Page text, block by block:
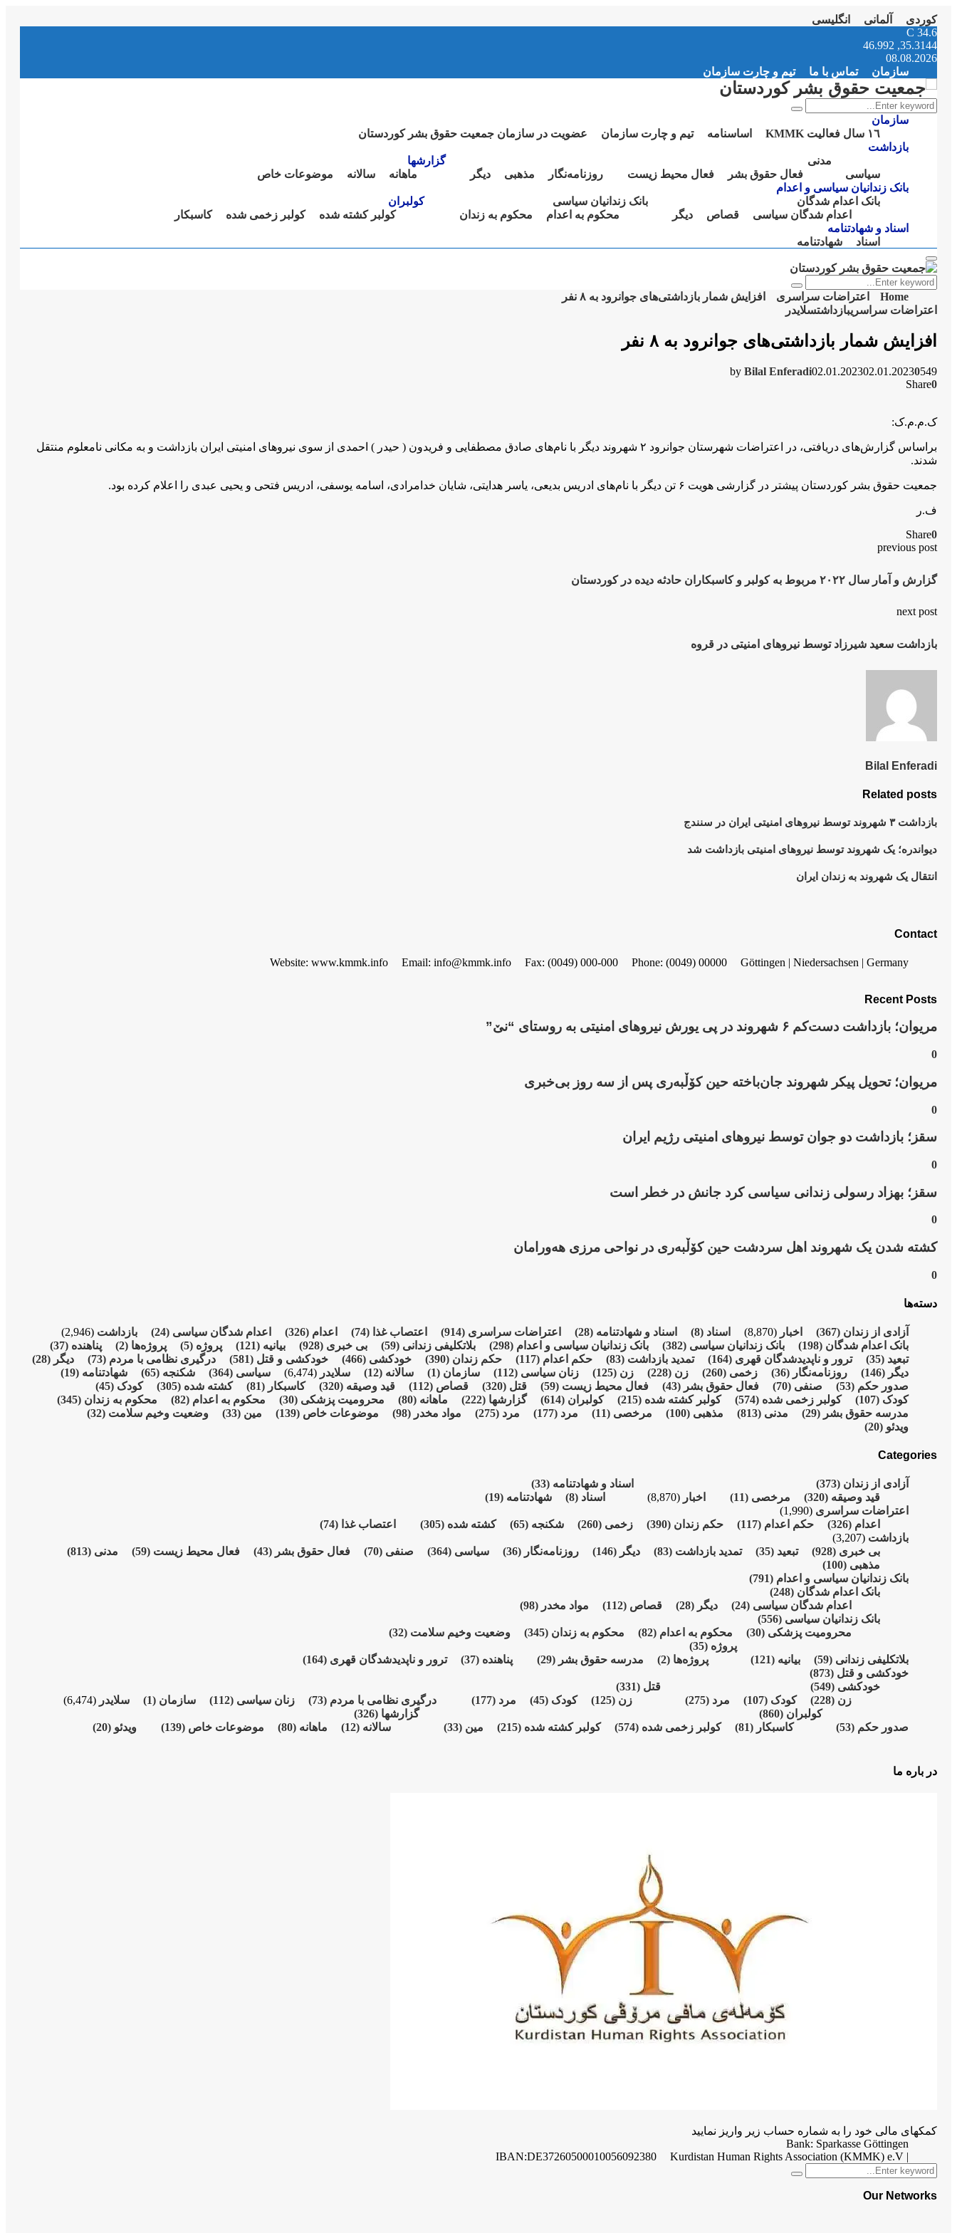
کوردی آلمانی
انگلیسی
Facebook
Twitter
Instagram
Youtube
Email
Telegram
34.6
C
35.3144, 46.992
08.08.2026
سازمان
تماس با ما تیم و چارت سازمان
Search
for:
Search
سازمان
١٦ سال فعالیت KMMK
اساسنامە تیم و چارت سازمان
عضویت در سازمان جمعیت حقوق بشر کوردستان
بازداشت
سیاسی
مدنی
فعال حقوق بشر
فعال محیط زیست روزنامەنگار مذهبی دیگر
گزارشها
ماهانە
سالانە
موضوعات خاص
بانک زندانیان سیاسی و اعدام
بانک اعدام شدگان
اعدام شدگان سیاسی
قصاص دیگر
بانک زندانیان سیاسی
محکوم بە اعدام
محکوم بە زندان
کولبران
کولبر کشتە شدە
کولبر زخمی شدە
کاسبکار
اسناد و شهادتنامە
اسناد
شهادتنامە
Primary
Menu
Search
for:
Search
Home اعتراضات سراسری
افزایش شمار بازداشتی‌های جوانرود به ۸ نفر
اعتراضات سراسریبازداشتسلایدر
افزایش شمار بازداشتی‌های جوانرود به ۸ نفر
by Bilal Enferadi02.01.202302.01.20230549
Share0
ک.م.م.ک:
براساس گزارش‌های دریافتی، در اعتراضات شهرستان جوانرود ۲ شهروند دیگر با نام‌های صادق مصطفایی و فریدون ( حیدر ) احمدی از سوی نیروهای امنیتی ایران بازداشت و به مکانی نامعلوم منتقل
شدند.
جمعیت حقوق بشر کوردستان پیشتر در گزارشی هویت ۶ تن دیگر با نام‌های ادریس بدیعی، یاسر هدایتی، شایان خدامرادی، اسامه یوسفی، ادریس فتحی و یحیی عبدی را اعلام کرده بود.
ف.ر
Share0
previous post
گزارش و آمار سال ۲۰۲۲ مربوط به کولبر و کاسبکاران حادثه دیده در کوردستان
next post
بازداشت سعید شیرزاد توسط نیروهای امنیتی در قروە
Bilal Enferadi
Related posts
بازداشت ٣ شهروند توسط نیروهای امنیتی ایران در سنندج
دیواندره؛ یک‌ شهروند توسط نیروهای امنیتی بازداشت شد
انتقال یک شهروند به زندان ایران
Contact
Göttingen | Niedersachsen | Germany
Phone: (0049) 00000
Fax: (0049) 000-000
Email: info@kmmk.info
Website: www.kmmk.info
Recent Posts
مریوان؛ بازداشت دست‌کم ۶ شهروند در پی یورش نیروهای امنیتی به روستای “نێ”
0
مریوان؛ تحویل پیکر شهروند جان‌باخته حین کۆڵبەری پس از سە روز بی‌خبری
0
سقز؛ بازداشت دو جوان توسط نیروهای امنیتی رژیم ایران
0
سقز؛ بهزاد رسولی زندانی سیاسی کرد جانش در خطر است
0
کشتە شدن یک شهروند اهل سردشت حین کۆڵبەری در نواحی مرزی هەورامان
0
دسته‌ها
آزادی از زندان (367) اخبار (8,870) اسناد (8) اسناد و شهادتنامە (28) اعتراضات سراسری (914) اعتصاب غذا (74) اعدام (326) اعدام شدگان سیاسی (24) بازداشت (2,946)
بانک اعدام شدگان (198) بانک زندانیان سیاسی (382) بانک زندانیان سیاسی و اعدام (298) بلاتکلیفی زندانی (59) بی خبری (928) بیانیە (121) پروژە (5) پروژەها (2) پناهنده (37)
تبعید (35) ترور و ناپدیدشدگان قهری (164) تمدید بازداشت (83) حکم اعدام (117) حکم زندان (390) خودکشی (466) خودکشی و قتل (581) درگیری نظامی با مردم (73) دیگر (28)
دیگر (146) روزنامەنگار (36) زخمی (260) زن (228) زن (125) زنان سیاسی (112) سازمان (1) سالانە (12) سلایدر (6,474) سیاسی (364) شکنجە (65) شهادتنامە (19)
صدور حکم (53) صنفی (70) فعال حقوق بشر (43) فعال محیط زیست (59) قتل (320) قصاص (112) قید وصیقه (320) کاسبکار (81) کشته شده (305) کودک (45)
کودک (107) کولبر زخمی شدە (574) کولبر کشتە شدە (215) کولبران (614) گزارشها (222) ماهانە (80) محرومیت پزشکی (30) محکوم بە اعدام (82) محکوم بە زندان (345)
مدرسە حقوق بشر (29) مدنی (813) مذهبی (100) مرخصی (11) مرد (177) مرد (275) مواد مخدر (98) موضوعات خاص (139) مین (33) وضعیت وخیم سلامت (32)
ویدئو (20)
Categories
آزادی از زندان (373)
قید وصیقه (320) مرخصی (11) اخبار (8,870)
اسناد و شهادتنامە (33)
اسناد (8) شهادتنامە (19)
اعتراضات سراسری (1,990)
اعدام (326) حکم اعدام (117) حکم زندان (390) زخمی (260) شکنجە (65) کشته شده (305) اعتصاب غذا (74)
بازداشت (3,207)
بی خبری (928) تبعید (35) تمدید بازداشت (83) دیگر (146) روزنامەنگار (36) سیاسی (364) صنفی (70) فعال حقوق بشر (43) فعال محیط زیست (59) مدنی (813)
مذهبی (100)
بانک زندانیان سیاسی و اعدام (791)
بانک اعدام شدگان (248)
اعدام شدگان سیاسی (24) دیگر (28) قصاص (112) مواد مخدر (98)
بانک زندانیان سیاسی (556)
محرومیت پزشکی (30) محکوم بە اعدام (82) محکوم بە زندان (345) وضعیت وخیم سلامت (32)
بلاتکلیفی زندانی (59) بیانیە (121)
پروژە (35)
پروژەها (2) مدرسە حقوق بشر (29) پناهنده (37) ترور و ناپدیدشدگان قهری (164)
خودکشی و قتل (873)
خودکشی (549)
زن (228) کودک (107) مرد (275)
قتل (331)
زن (125) کودک (45) مرد (177) درگیری نظامی با مردم (73) زنان سیاسی (112) سازمان (1) سلایدر (6,474)
صدور حکم (53)
کولبران (860)
کاسبکار (81) کولبر زخمی شدە (574) کولبر کشتە شدە (215) مین (33)
گزارشها (326)
سالانە (12) ماهانە (80) موضوعات خاص (139) ویدئو (20)
در باره ما
کمکهای مالی خود را به شماره حساب زیر واریز نمایید
Bank: Sparkasse Göttingen
| Kurdistan Human Rights Association (KMMK) e.V
IBAN:DE37260500010056092380
Search
for:
Search
Our Networks